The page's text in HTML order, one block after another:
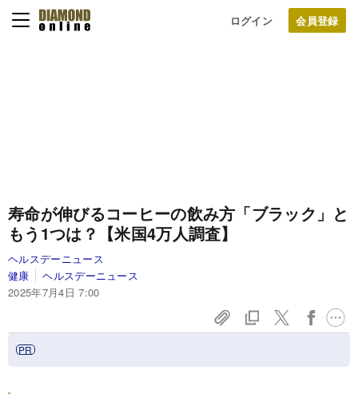
ログイン
寿命が伸びるコーヒーの飲み方「ブラック」と
もう1つは？【米国4万人調査】
ヘルスデーニュース
健康
ヘルスデーニュース
2025年7月4日 7:00